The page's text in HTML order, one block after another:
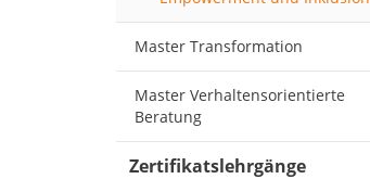
Master Transformation
Master Verhaltensorientierte
Beratung
Zertifikatslehrgänge